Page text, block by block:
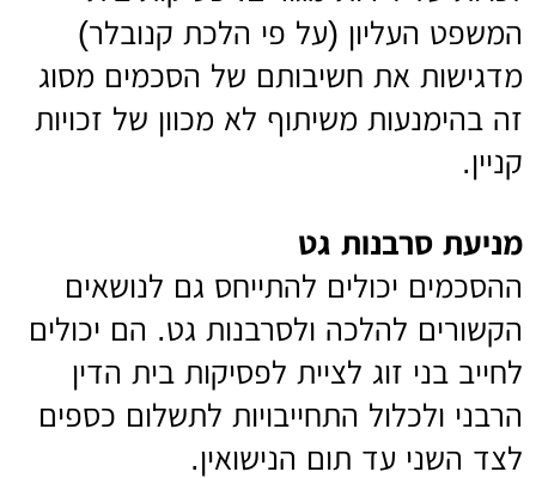
המשפט העליון (על פי הלכת קנובלר)
מדגישות את חשיבותם של הסכמים מסוג
זה בהימנעות משיתוף לא מכוון של זכויות
קניין.
מניעת סרבנות גט
ההסכמים יכולים להתייחס גם לנושאים
הקשורים להלכה ולסרבנות גט. הם יכולים
לחייב בני זוג לציית לפסיקות בית הדין
הרבני ולכלול התחייבויות לתשלום כספים
לצד השני עד תום הנישואין.